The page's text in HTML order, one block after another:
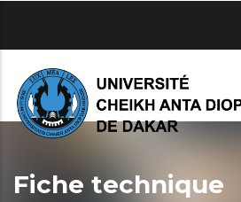
principal
Fiche technique